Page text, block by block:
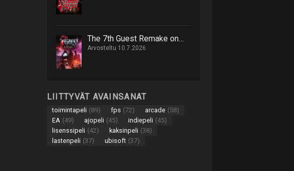
The 7th Guest Remake on onnistunut uusinta 90-luvun seikkailusta
Arvosteltu 10.7.2026
LIITTYVÄT AVAINSANAT
toimintapeli (89) fps (72) arcade (58)
EA (49) ajopeli (45) indiepeli (45)
lisenssipeli (42) kaksinpeli (38)
lastenpeli (37) ubisoft (37)